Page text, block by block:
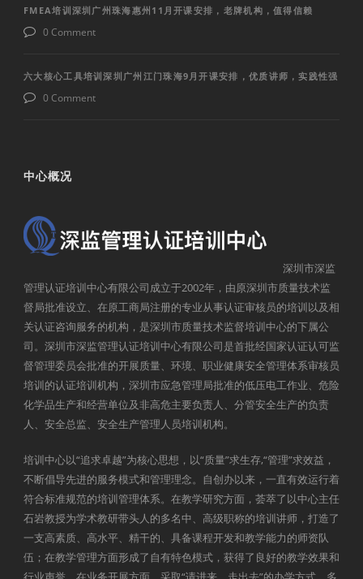
FMEA培训深圳广州珠海惠州11月开课安排，老牌机构，值得信赖
0 Comment
六大核心工具培训深圳广州江门珠海9月开课安排，优质讲师，实践性强
0 Comment
中心概况
深圳市深监
管理认证培训中心有限公司成立于2002年，由原深圳市质量技术监
督局批准设立、在原工商局注册的专业从事认证审核员的培训以及相
关认证咨询服务的机构，是深圳市质量技术监督培训中心的下属公
司。深圳市深监管理认证培训中心有限公司是首批经国家认证认可监
督管理委员会批准的开展质量、环境、职业健康安全管理体系审核员
培训的认证培训机构，深圳市应急管理局批准的低压电工作业、危险
化学品生产和经营单位及非高危主要负责人、分管安全生产的负责
人、安全总监、安全生产管理人员培训机构。
培训中心以“追求卓越”为核心思想，以“质量”求生存,“管理”求效益，
不断倡导先进的服务模式和管理理念。自创办以来，一直有效运行着
符合标准规范的培训管理体系。在教学研究方面，荟萃了以中心主任
石岩教授为学术教研带头人的多名中、高级职称的培训讲师，打造了
一支高素质、高水平、精干的、具备课程开发和教学能力的师资队
伍；在教学管理方面形成了自有特色模式，获得了良好的教学效果和